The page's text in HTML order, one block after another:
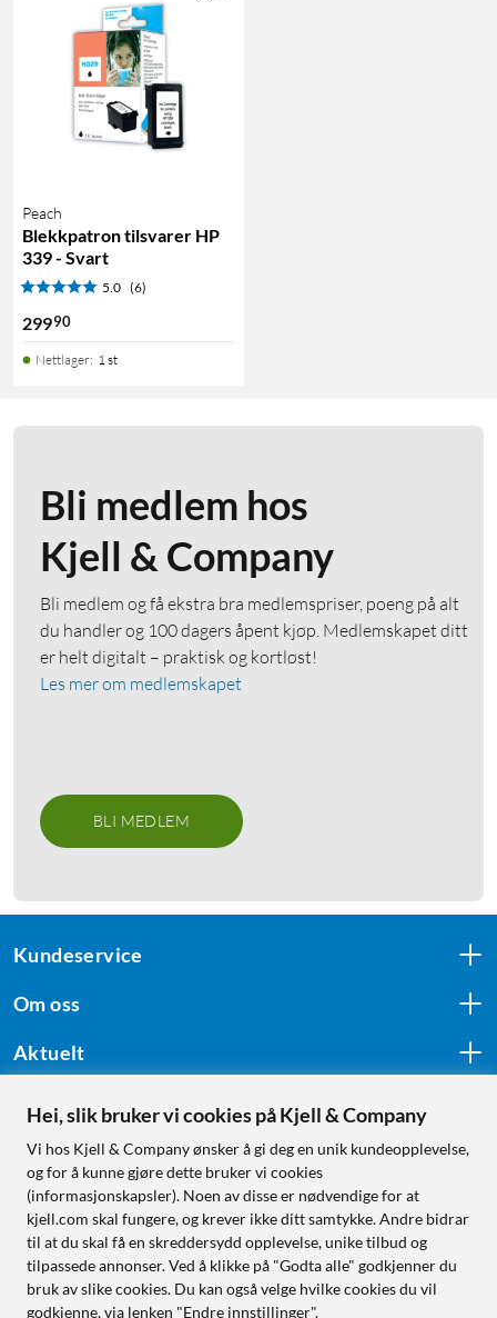
Peach
Blekkpatron tilsvarer HP
339 - Svart
5.0 (6)
29990
Nettlager: 1 st
Bli medlem hos
Kjell & Company
Bli medlem og få ekstra bra medlemspriser, poeng på alt
du handler og 100 dagers åpent kjøp. Medlemskapet ditt
er helt digitalt – praktisk og kortløst!
Les mer om medlemskapet
BLI MEDLEM
Kundeservice
Om oss
Aktuelt
Følg oss
Handle fra:
Sverige
Norge
Hei, slik bruker vi cookies på Kjell & Company
Vi hos Kjell & Company ønsker å gi deg en unik kundeopplevelse,
og for å kunne gjøre dette bruker vi cookies
(informasjonskapsler). Noen av disse er nødvendige for at
kjell.com skal fungere, og krever ikke ditt samtykke. Andre bidrar
til at du skal få en skreddersydd opplevelse, unike tilbud og
tilpassede annonser. Ved å klikke på "Godta alle" godkjenner du
bruk av slike cookies. Du kan også velge hvilke cookies du vil
godkjenne, via lenken "Endre innstillinger".